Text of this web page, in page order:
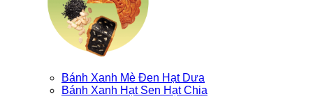
Bánh Xanh Mè Đen Hạt Dưa
Bánh Xanh Hạt Sen Hạt Chia